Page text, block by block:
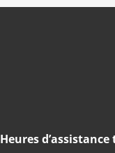
Heures